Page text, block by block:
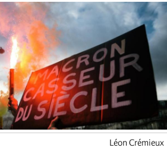
Léon Crémieux